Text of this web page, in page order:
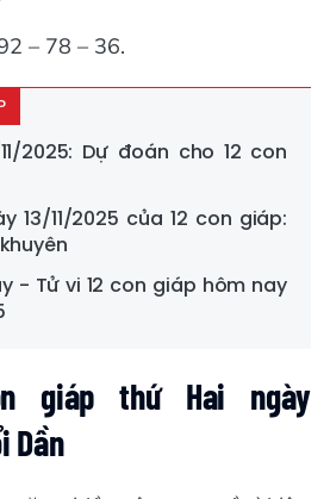
– 78 – 36.
2025: Dự đoán cho 12 con
13/11/2025 của 12 con giáp:
- Tử vi 12 con giáp hôm nay
giáp thứ Hai ngày
Dần